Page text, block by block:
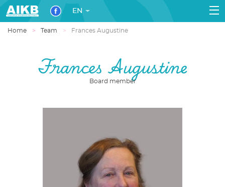
EN
Home Team Frances Augustine
Frances Augustine
Board member